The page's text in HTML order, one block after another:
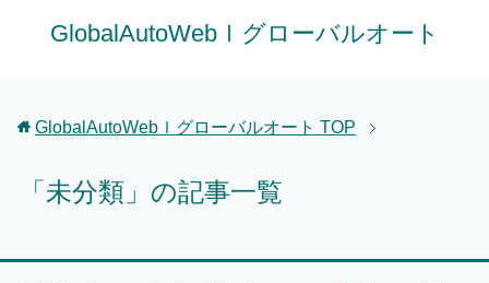
GlobalAutoWebｌグローバルオート
GlobalAutoWebｌグローバルオート TOP
「未分類」の記事一覧